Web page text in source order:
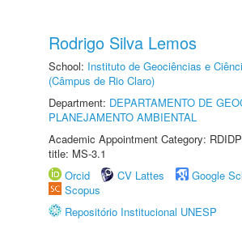
Rodrigo Silva Lemos
School: Instituto de Geociências e
(Câmpus de Rio Claro)
Department: DEPARTAMENTO DE
PLANEJAMENTO AMBIENTAL
Academic Appointment Category:
title: MS-3.1
Orcid
CV Lattes
Google
Scopus
Repositório Institucional UNESP